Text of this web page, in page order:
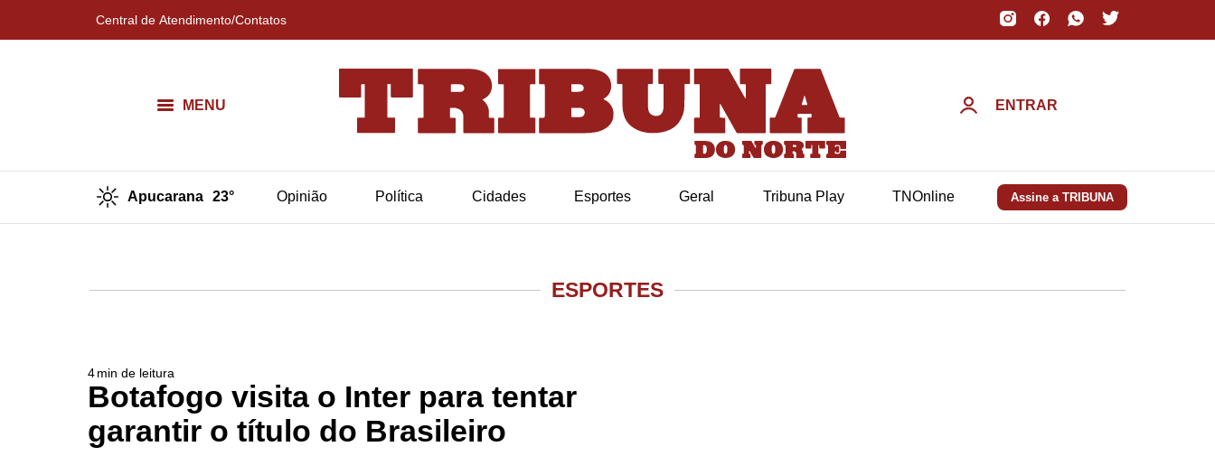
Central de Atendimento/Contatos
MENU ENTRAR
Apucarana 23° Opinião Política Cidades Esportes Geral Tribuna Play TNOnline Assine a TRIBUNA
ESPORTES
4min de leitura
Botafogo visita o Inter para tentar
garantir o título do Brasileiro